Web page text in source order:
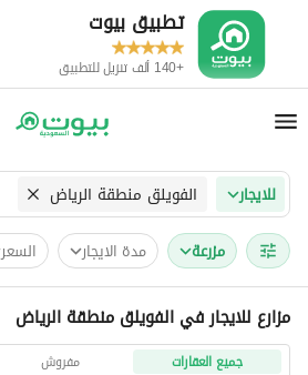
تطبيق بيوت
+140 ألف تنزيل للتطبيق
للايجار الفويلق منطقة الرياض
مزرعة مدة الايجار السعر
مزارع للايجار في الفويلق منطقة الرياض
جميع العقارات مفروش